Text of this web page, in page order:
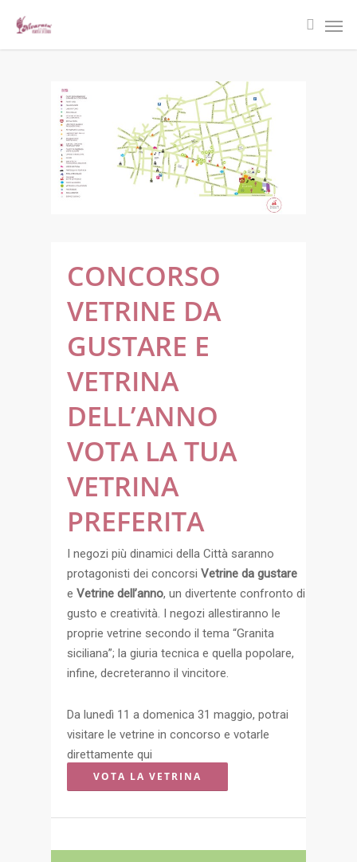
CONCORSO
VETRINE DA
GUSTARE E
VETRINA
DELL’ANNO
VOTA LA TUA
VETRINA
PREFERITA
I negozi più dinamici della Città saranno
protagonisti dei concorsi Vetrine da gustare
e Vetrine dell’anno, un divertente confronto di
gusto e creatività. I negozi allestiranno le
proprie vetrine secondo il tema “Granita
siciliana”; la giuria tecnica e quella popolare,
infine, decreteranno il vincitore.
Da lunedì 11 a domenica 31 maggio, potrai
visitare le vetrine in concorso e votarle
direttamente qui
VOTA LA VETRINA